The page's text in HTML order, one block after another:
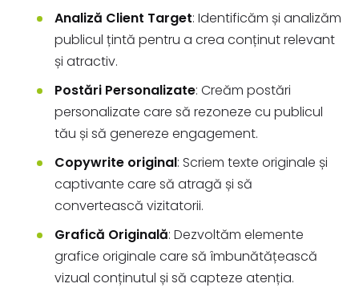
Analiză Client Target: Identificăm și analizăm
publicul țintă pentru a crea conținut relevant
și atractiv.
Postări Personalizate: Creăm postări
personalizate care să rezoneze cu publicul
tău și să genereze engagement.
Copywrite original: Scriem texte originale și
captivante care să atragă și să
convertească vizitatorii.
Grafică Originală: Dezvoltăm elemente
grafice originale care să îmbunătățească
vizual conținutul și să capteze atenția.